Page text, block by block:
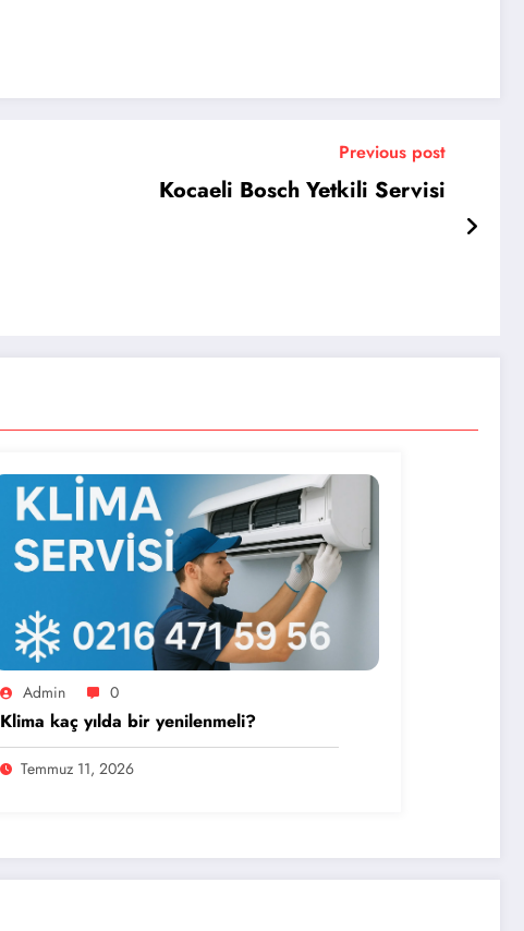
Previous post
Kocaeli Bosch Yetkili Servisi
Admin 0
Klima kaç yılda bir yenilenmeli?
Temmuz 11, 2026